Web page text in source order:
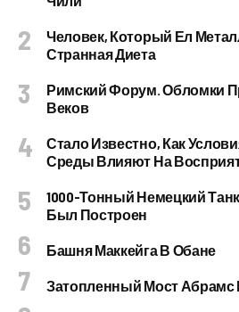
Человек, Который Ел
Странная Диета
Римский Форум. Обломки
Веков
Стало Известно, Как
Среды Влияют На
1000-Тонный Немецкий
Был Построен
Башня Маккейга В Обане
Затопленный Мост Абрамс